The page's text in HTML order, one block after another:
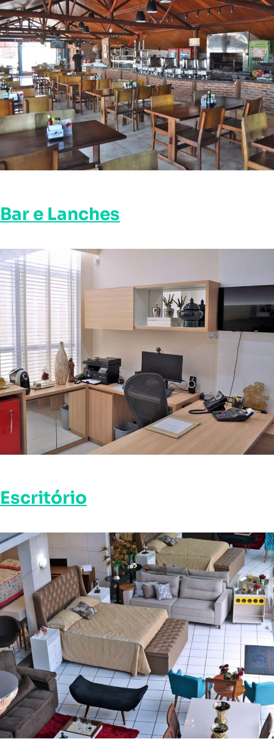
Bar e Lanches
Escritório